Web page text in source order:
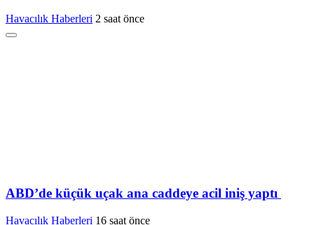
Havacılık Haberleri 2 saat önce
ABD’de küçük uçak ana caddeye acil iniş yaptı
Havacılık Haberleri 16 saat önce